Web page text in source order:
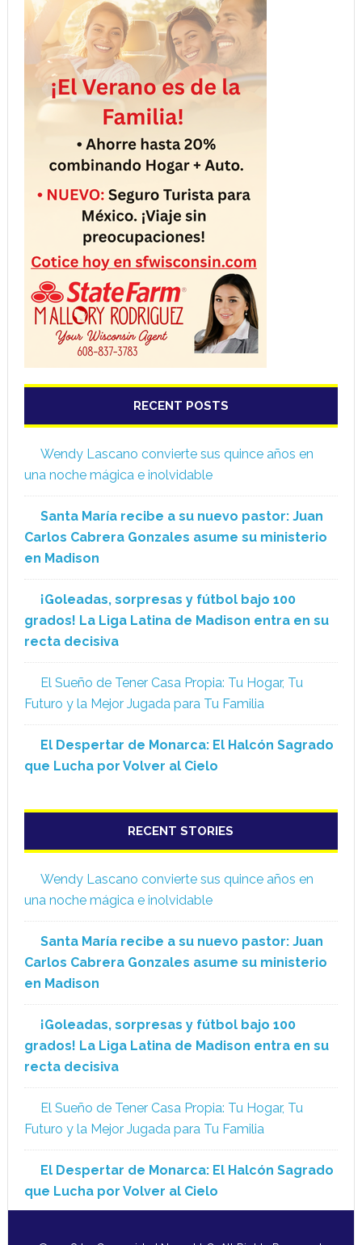
RECENT POSTS
Wendy Lascano convierte sus quince años en
una noche mágica e inolvidable
Santa María recibe a su nuevo pastor: Juan
Carlos Cabrera Gonzales asume su ministerio
en Madison
¡Goleadas, sorpresas y fútbol bajo 100
grados! La Liga Latina de Madison entra en su
recta decisiva
El Sueño de Tener Casa Propia: Tu Hogar, Tu
Futuro y la Mejor Jugada para Tu Familia
El Despertar de Monarca: El Halcón Sagrado
que Lucha por Volver al Cielo
RECENT STORIES
Wendy Lascano convierte sus quince años en
una noche mágica e inolvidable
Santa María recibe a su nuevo pastor: Juan
Carlos Cabrera Gonzales asume su ministerio
en Madison
¡Goleadas, sorpresas y fútbol bajo 100
grados! La Liga Latina de Madison entra en su
recta decisiva
El Sueño de Tener Casa Propia: Tu Hogar, Tu
Futuro y la Mejor Jugada para Tu Familia
El Despertar de Monarca: El Halcón Sagrado
que Lucha por Volver al Cielo